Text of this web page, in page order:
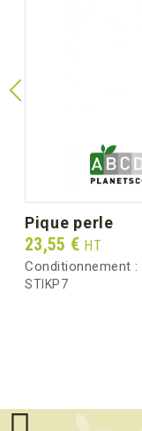
pique perle
Prix
23,55 € HT
Conditionnement :
STIKP7